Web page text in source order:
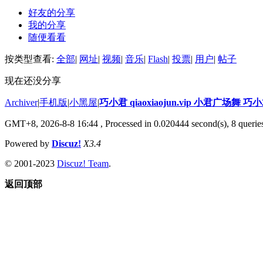
好友的分享
我的分享
随便看看
按类型查看: 全部| 网址| 视频| 音乐| Flash| 投票| 用户| 帖子
现在还没分享
Archiver|手机版|小黑屋|巧小君 qiaoxiaojun.vip 小君广场舞 巧
GMT+8, 2026-8-8 16:44 , Processed in 0.020444 second(s), 8
Powered by Discuz! X3.4
© 2001-2023 Discuz! Team.
返回顶部